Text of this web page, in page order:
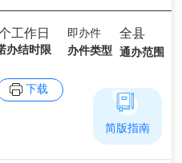
工作日
办结时限
即办件
办件类型
全县
通办范围
下载
简版指南